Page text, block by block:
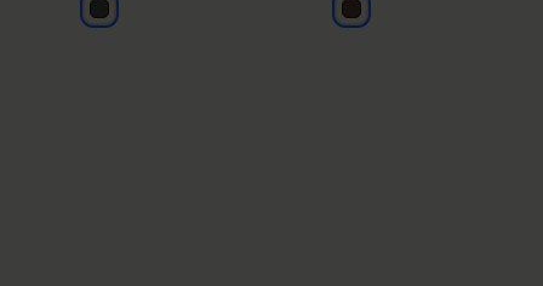
ブラウン
ブラウン